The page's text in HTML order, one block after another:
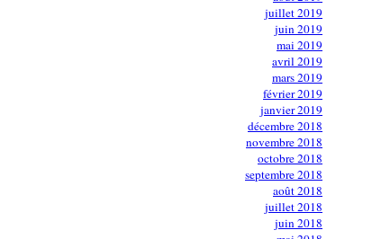
juillet 2019
juin 2019
mai 2019
avril 2019
mars 2019
février 2019
janvier 2019
décembre 2018
novembre 2018
octobre 2018
septembre 2018
août 2018
juillet 2018
juin 2018